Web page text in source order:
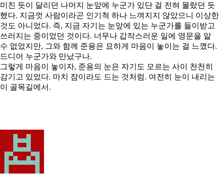
미친 듯이 달리던 나머지 눈앞에 누군가 있단 걸 전혀 몰랐던 듯
했다. 지금껏 사람이라곤 인기척 하나 느껴지지 않았으니 이상한
것도 아니었다. 즉, 지금 자기는 눈앞에 있는 누군가를 들이받고
쓰러지는 중이었던 것이다. 너무나 갑작스러운 일에 영문을 알
수 없었지만, 그와 함께 준용은 묘하게 마음이 놓이는 걸 느꼈다.
드디어 누군가와 만났구나.
그렇게 마음이 놓이자, 준용의 눈은 자기도 모르는 사이 천천히
감기고 있었다. 마치 잠이라도 드는 것처럼. 여전히 눈이 내리는
이 골목길에서.